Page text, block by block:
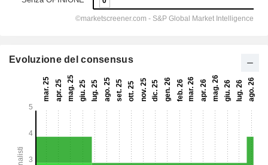
Evoluzione del consensus